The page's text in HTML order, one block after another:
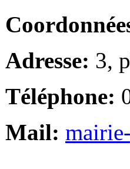
Adresse: 3,
Téléphone:
Mail: